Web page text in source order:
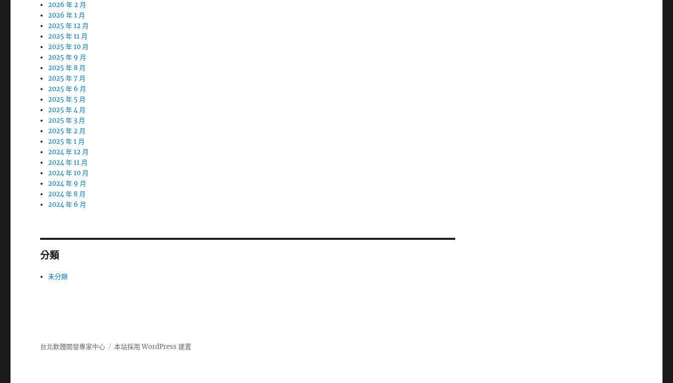
2026 年 2 月
2026 年 1 月
2025 年 12 月
2025 年 11 月
2025 年 10 月
2025 年 9 月
2025 年 8 月
2025 年 7 月
2025 年 6 月
2025 年 5 月
2025 年 4 月
2025 年 3 月
2025 年 2 月
2025 年 1 月
2024 年 12 月
2024 年 11 月
2024 年 10 月
2024 年 9 月
2024 年 8 月
2024 年 6 月
分類
未分類
台北軟體開發專家中心 本站採用 WordPress 建置